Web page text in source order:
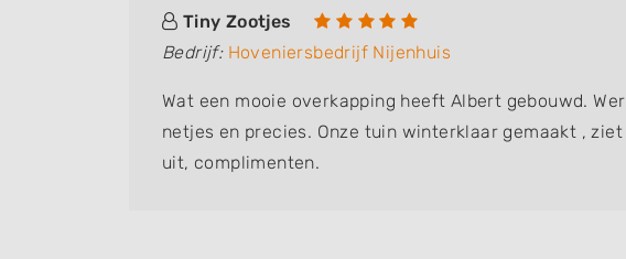
Tiny Zootjes
Bedrijf: Hoveniersbedrijf Nijenhuis
Wat een mooie overkapping heeft Albert gebouwd.
netjes en precies. Onze tuin winterklaar gemaakt , ziet
uit, complimenten.